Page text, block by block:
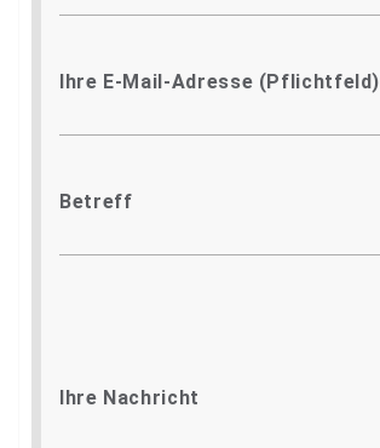
Ihre E-Mail-Adresse (Pflichtfeld)
Betreff
Ihre Nachricht